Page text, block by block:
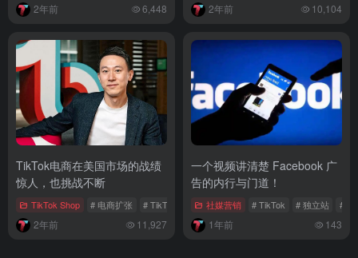
2年前 6,448 2年前 10,104
TikTok电商在美国市场的战绩
惊人，也挑战不断
TikTok Shop # 电商扩张 # TikTok政策风险 # 电商闭环系统
2年前 11,927
一个视频讲清楚 Facebook 广
告的内行与门道！
社媒营销 # TikTok # 独立站 #
1年前 143